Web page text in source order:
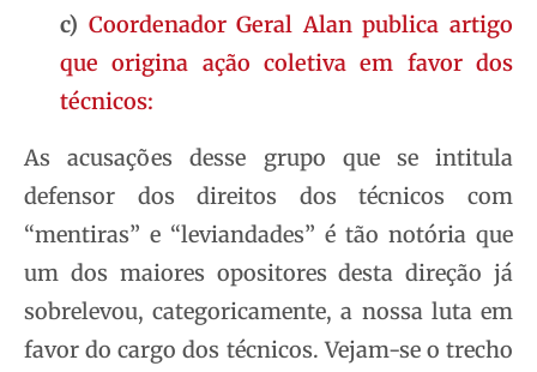
c) Coordenador Geral Alan publica artigo
que origina ação coletiva em favor dos
técnicos:
As acusações desse grupo que se intitula
defensor dos direitos dos técnicos com
“mentiras” e “leviandades” é tão notória que
um dos maiores opositores desta direção já
sobrelevou, categoricamente, a nossa luta em
favor do cargo dos técnicos. Vejam-se o trecho